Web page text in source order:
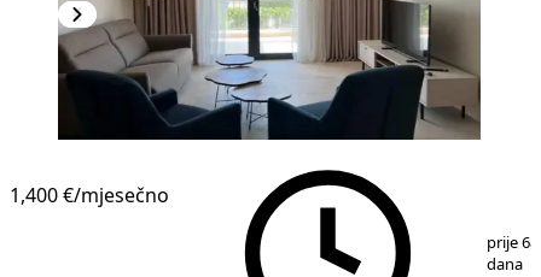
1,400 €/mjesečno
prije 68
dana